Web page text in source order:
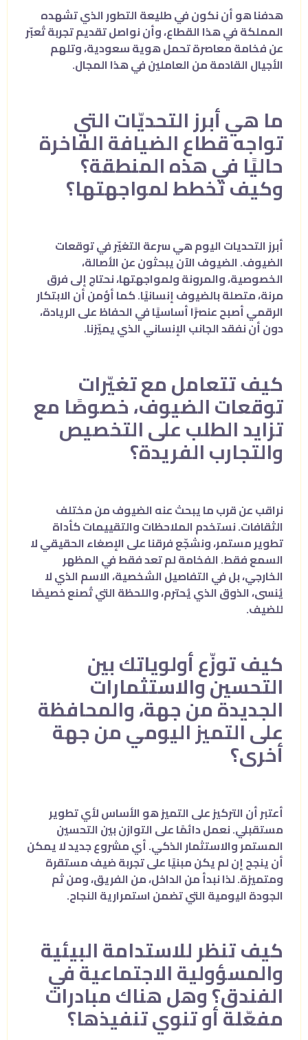
هدفنا هو أن نكون في طليعة التطور الذي تشهده
المملكة في هذا القطاع، وأن نواصل تقديم تجربة تُعبّر
عن فخامة معاصرة تحمل هوية سعودية، وتلهم
الأجيال القادمة من العاملين في هذا المجال.
ما هي أبرز التحديّات التي
تواجه قطاع الضيافة الفاخرة
حاليًا في هذه المنطقة؟
وكيف تخطط لمواجهتها؟
أبرز التحديات اليوم هي سرعة التغيّر في توقعات
الضيوف. الضيوف الآن يبحثون عن الأصالة،
الخصوصية، والمرونة ولمواجهتها، نحتاج إلى فرق
مرنة، متصلة بالضيوف إنسانيًا. كما أؤمن أن الابتكار
الرقمي أصبح عنصرًا أساسيًا في الحفاظ على الريادة،
دون أن نفقد الجانب الإنساني الذي يميّزنا.
كيف تتعامل مع تغيّرات
توقعات الضيوف، خصوصًا مع
تزايد الطلب على التخصيص
والتجارب الفريدة؟
نراقب عن قرب ما يبحث عنه الضيوف من مختلف
الثقافات. نستخدم الملاحظات والتقييمات كأداة
تطوير مستمر، ونشجّع فرقنا على الإصغاء الحقيقي لا
السمع فقط. الفخامة لم تعد فقط في المظهر
الخارجي، بل في التفاصيل الشخصية، الاسم الذي لا
يُنسى، الذوق الذي يُحترم، واللحظة التي تُصنع خصيصًا
للضيف.
كيف توزّع أولوياتك بين
التحسين والاستثمارات
الجديدة من جهة، والمحافظة
على التميز اليومي من جهة
أخرى؟
أعتبر أن التركيز على التميز هو الأساس لأي تطوير
مستقبلي. نعمل دائمًا على التوازن بين التحسين
المستمر والاستثمار الذكي. أي مشروع جديد لا يمكن
أن ينجح إن لم يكن مبنيًا على تجربة ضيف مستقرة
ومتميزة. لذا نبدأ من الداخل، من الفريق، ومن ثم
الجودة اليومية التي تضمن استمرارية النجاح.
كيف تنظر للاستدامة البيئية
والمسؤولية الاجتماعية في
الفندق؟ وهل هناك مبادرات
مفعّلة أو تنوي تنفيذها؟